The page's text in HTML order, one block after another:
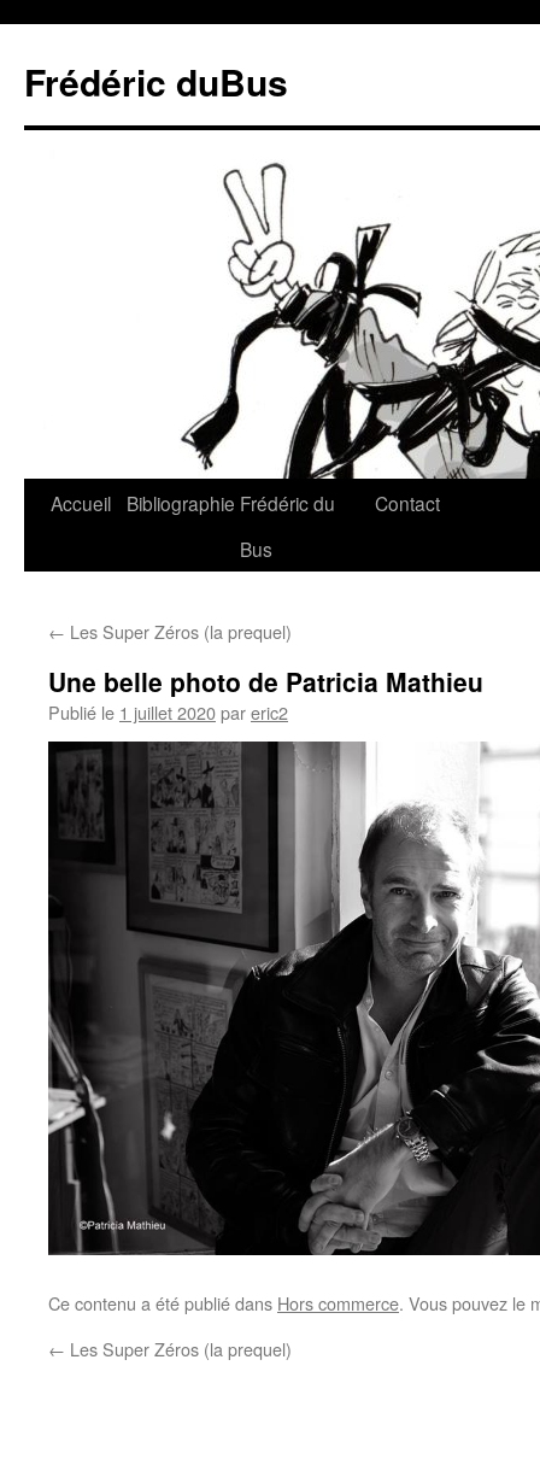
Frédéric duBus
Accueil Bibliographie Frédéric du
Bus
Contact
← Les Super Zéros (la prequel)
Une belle photo de Patricia Mathieu
Publié le 1 juillet 2020pareric2
Ce contenu a été publié dans Hors commerce. Vous pouvez le
← Les Super Zéros (la prequel)